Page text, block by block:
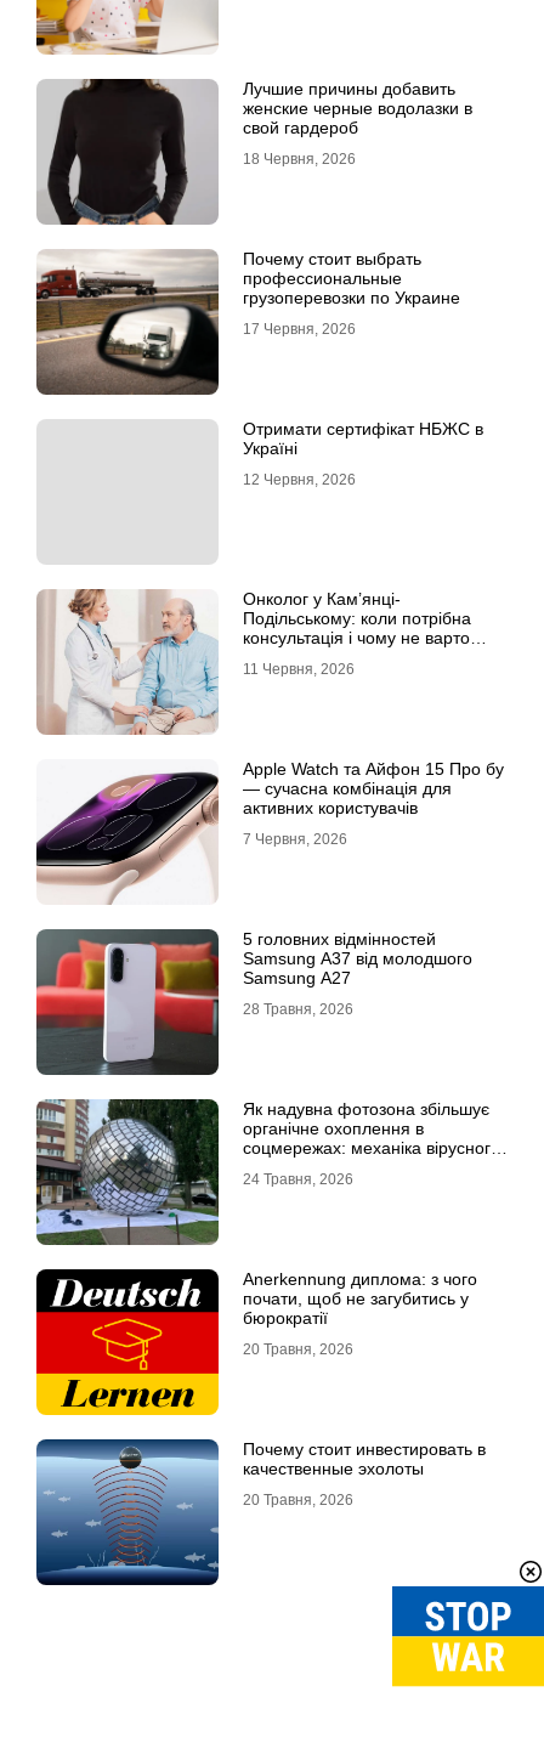
Лучшие причины добавить
женские черные водолазки в
свой гардероб
18 Червня, 2026
Почему стоит выбрать
профессиональные
грузоперевозки по Украине
17 Червня, 2026
Отримати сертифікат НБЖС в
Україні
12 Червня, 2026
Онколог у Кам’янці-
Подільському: коли потрібна
консультація і чому не варто
11 Червня, 2026
Apple Watch та Айфон 15 Про бу
— сучасна комбінація для
активних користувачів
7 Червня, 2026
5 головних відмінностей
Samsung A37 від молодшого
Samsung A27
28 Травня, 2026
Як надувна фотозона збільшує
органічне охоплення в
соцмережах: механіка вірусного
24 Травня, 2026
Anerkennung диплома: з чого
почати, щоб не загубитись у
бюрократії
20 Травня, 2026
Почему стоит инвестировать в
качественные эхолоты
20 Травня, 2026